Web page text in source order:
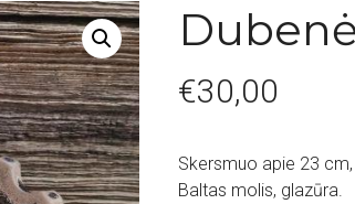
€30,00
Skersmuo apie 23
Baltas molis, glazūra.